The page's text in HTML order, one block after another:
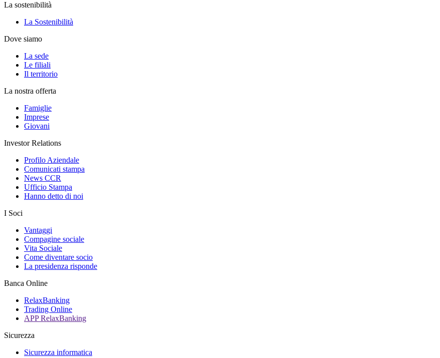
La sostenibilità
La Sostenibilità
Dove siamo
La sede
Le filiali
Il territorio
La nostra offerta
Famiglie
Imprese
Giovani
Investor Relations
Profilo Aziendale
Comunicati stampa
News CCR
Ufficio Stampa
Hanno detto di noi
I Soci
Vantaggi
Compagine sociale
Vita Sociale
Come diventare socio
La presidenza risponde
Banca Online
RelaxBanking
Trading Online
APP RelaxBanking
Sicurezza
Sicurezza informatica